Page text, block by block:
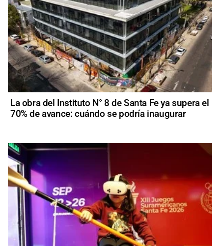
La obra del Instituto N° 8 de Santa Fe ya supera el
70% de avance: cuándo se podría inaugurar